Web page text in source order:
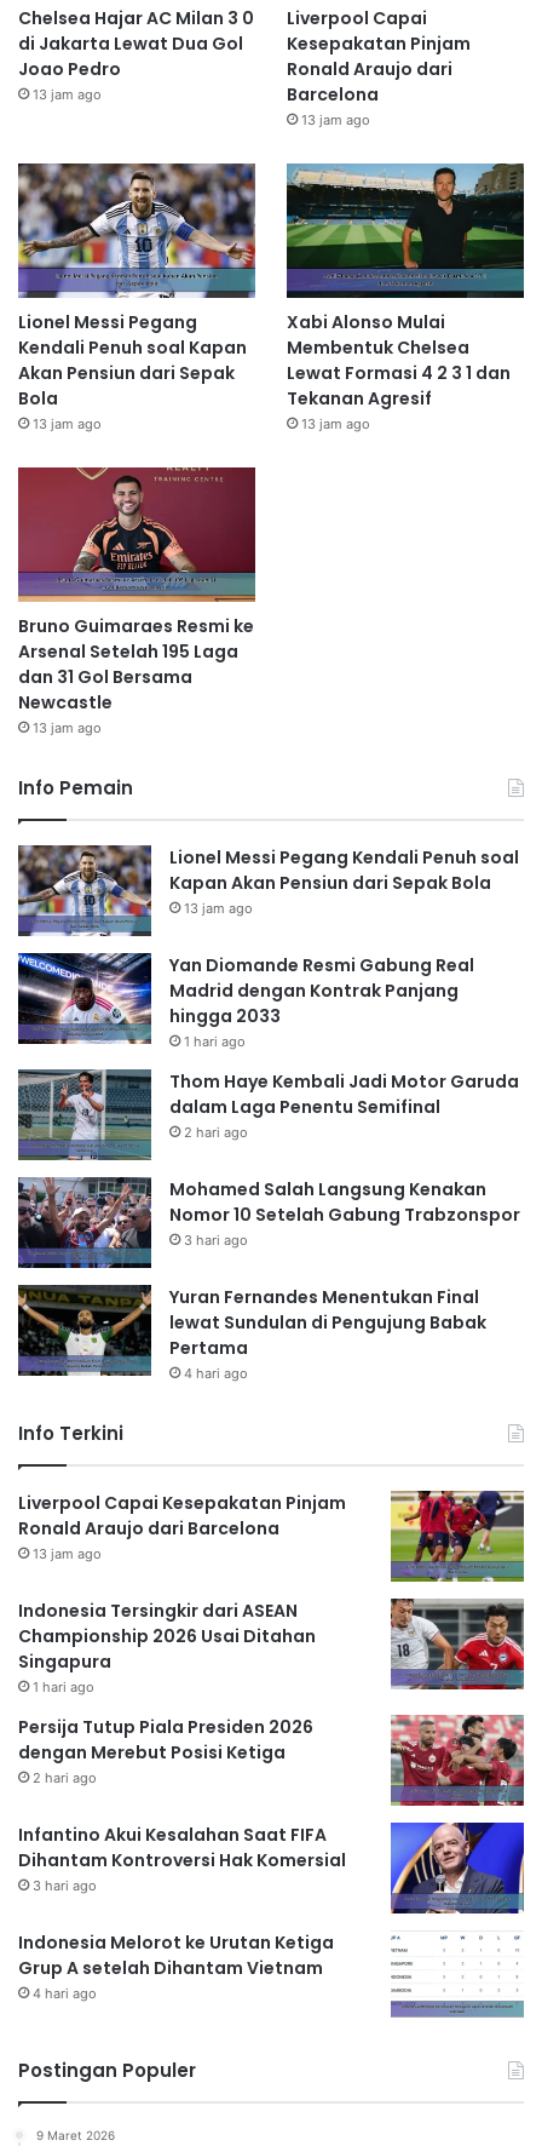
Chelsea Hajar AC Milan 3 0
di Jakarta Lewat Dua Gol
Joao Pedro
13 jam ago
Liverpool Capai
Kesepakatan Pinjam
Ronald Araujo dari
Barcelona
13 jam ago
Lionel Messi Pegang
Kendali Penuh soal Kapan
Akan Pensiun dari Sepak
Bola
13 jam ago
Xabi Alonso Mulai
Membentuk Chelsea
Lewat Formasi 4 2 3 1 dan
Tekanan Agresif
13 jam ago
Bruno Guimaraes Resmi ke
Arsenal Setelah 195 Laga
dan 31 Gol Bersama
Newcastle
13 jam ago
Info Pemain
Lionel Messi Pegang Kendali Penuh soal
Kapan Akan Pensiun dari Sepak Bola
13 jam ago
Yan Diomande Resmi Gabung Real
Madrid dengan Kontrak Panjang
hingga 2033
1 hari ago
Thom Haye Kembali Jadi Motor Garuda
dalam Laga Penentu Semifinal
2 hari ago
Mohamed Salah Langsung Kenakan
Nomor 10 Setelah Gabung Trabzonspor
3 hari ago
Yuran Fernandes Menentukan Final
lewat Sundulan di Pengujung Babak
Pertama
4 hari ago
Info Terkini
Liverpool Capai Kesepakatan Pinjam
Ronald Araujo dari Barcelona
13 jam ago
Indonesia Tersingkir dari ASEAN
Championship 2026 Usai Ditahan
Singapura
1 hari ago
Persija Tutup Piala Presiden 2026
dengan Merebut Posisi Ketiga
2 hari ago
Infantino Akui Kesalahan Saat FIFA
Dihantam Kontroversi Hak Komersial
3 hari ago
Indonesia Melorot ke Urutan Ketiga
Grup A setelah Dihantam Vietnam
4 hari ago
Postingan Populer
9 Maret 2026